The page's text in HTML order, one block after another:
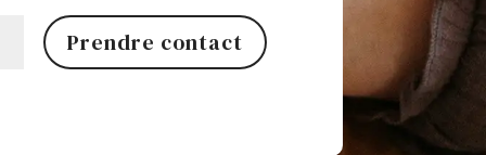
Prendre contact